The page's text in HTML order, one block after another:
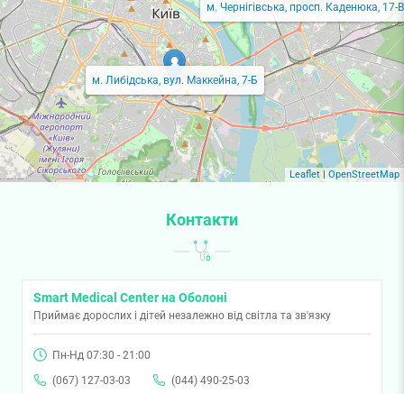
м. Либідська, вул. Маккейна, 7-Б
м. Чернігівська, просп. Каденюка, 17-В
Leaflet| OpenStreetMap
Контакти
Smart Medical Center на Оболоні
Приймає дорослих і дітей незалежно від світла та зв'язку
Пн-Нд 07:30 - 21:00
(067) 127-03-03
(044) 490-25-03